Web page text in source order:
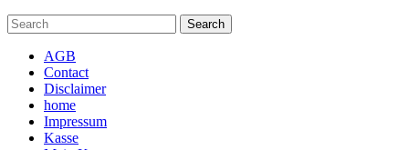
AGB
Contact
Disclaimer
home
Impressum
Kasse